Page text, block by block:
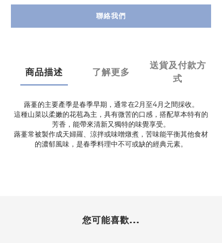
聯絡我們
商品描述 了解更多
送貨及付款方
式
蕗薹的主要產季是春季早期，通常在2月至4月之間採收。
這種山菜以柔嫩的花苞為主，具有微苦的口感，搭配草本特有的
芳香，能帶來清新又獨特的味覺享受。
蕗薹常被製作成天婦羅、涼拌或味噌燉煮，苦味能平衡其他食材
的濃郁風味，是春季料理中不可或缺的經典元素。
您可能喜歡...